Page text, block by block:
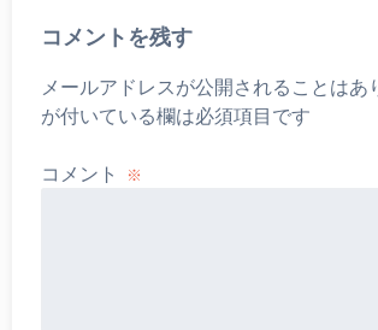
コメントを残す
メールアドレスが公開されることはあ
が付いている欄は必須項目です
コメント ※